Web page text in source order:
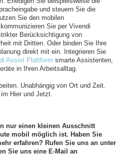
und steuern Sie die
Sie den mobilen
Sie per Vivendi
Berücksichtigung von
mit Dritten. Oder binden Sie Ihre
direkt mit ein. Integrieren Sie
Assist Plattform smarte Assistenten,
in Ihren Arbeitsalltag.
Unabhängig von Ort und Zeit.
Hier und Jetzt.
nur einen kleinen Ausschnitt
mobil möglich ist. Haben Sie
erfahren? Rufen Sie uns an unter
Sie uns eine E-Mail an